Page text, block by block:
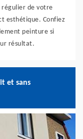
régulier de votre
esthétique. Confiez
peinture si
résultat.
et sans